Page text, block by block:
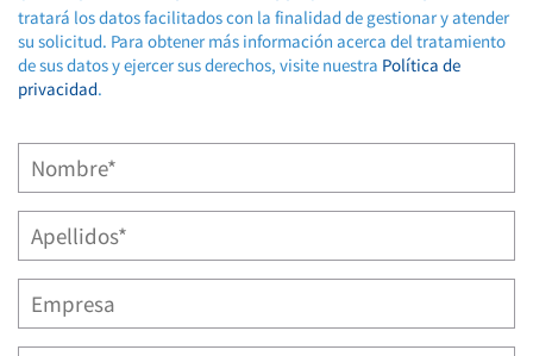
tratará los datos facilitados con la finalidad de gestionar y atender
su solicitud. Para obtener más información acerca del tratamiento
de sus datos y ejercer sus derechos, visite nuestra Política de
privacidad.